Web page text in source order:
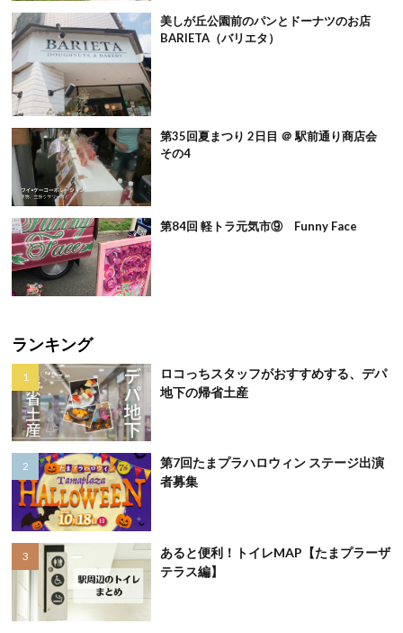
美しが丘公園前のパンとドーナツのお店
BARIETA（バリエタ）
第35回夏まつり 2日目 ＠ 駅前通り商店会
その4
第84回 軽トラ元気市⑨ Funny Face
ランキング
ロコっちスタッフがおすすめする、デパ
地下の帰省土産
第7回たまプラハロウィン ステージ出演
者募集
あると便利！トイレMAP【たまプラーザ
テラス編】